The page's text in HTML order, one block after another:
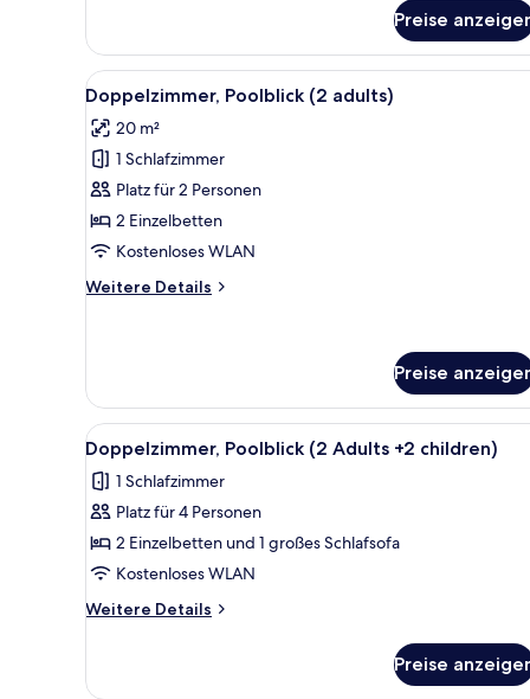
Whirlpool
(2
adults
and
child)
Preise
Alle
Fotos
für
Doppelzimmer,
Poolblick
(2
adults)
Ein großer Swimmingpool,
5
Doppelzimmer, Poolblick (2 adults)
20 m²
1 Schlafzimmer
Platz für 2 Personen
2 Einzelbetten
Kostenloses WLAN
Weitere Details
Weitere
(2
adults)
Preise
Alle
Fotos
für
Doppelzimmer,
Poolblick
(2
Adults
+2
anzeigen
Ein großer Swimmingpool,
5
Doppelzimmer, Poolblick (2 Adults +2 children)
1 Schlafzimmer
Platz für 4 Personen
2 Einzelbetten und 1 großes Schlafsofa
Kostenloses WLAN
Weitere Details
Weitere
Poolblick
Preise